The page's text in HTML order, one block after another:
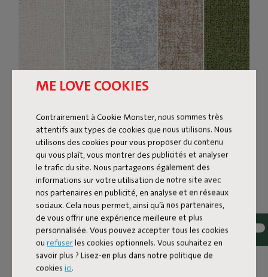
ME LOVE COOKIES
Contrairement à Cookie Monster, nous sommes très
attentifs aux types de cookies que nous utilisons. Nous
utilisons des cookies pour vous proposer du contenu
qui vous plaît, vous montrer des publicités et analyser
le trafic du site. Nous partageons également des
informations sur votre utilisation de notre site avec
nos partenaires en publicité, en analyse et en réseaux
sociaux. Cela nous permet, ainsi qu’à nos partenaires,
de vous offrir une expérience meilleure et plus
personnalisée. Vous pouvez accepter tous les cookies
ou refuserles cookies optionnels. Vous souhaitez en
savoir plus ? Lisez-en plus dans notre politique de
cookies ici.
Tissu bouclé
Le Sumo Sofa Bouclé est fabriqué en polyester recyclé
avec une luxueuse structure bouclée. Le tissu est ultra
résistant, durable et tissé avec des fils de différentes
nuances pour un joli mélange de couleurs. Doux et
confortable pour s’y enfoncer, mais assez ferme pour
offrir un bon soutien. Pour encore plus de confort,
associe-le à un coussin Puff Pillow Bouclé.